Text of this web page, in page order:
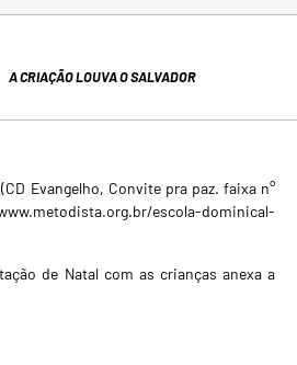
A CRIAÇÃO LOUVA O SALVADOR
Evangelho, Convite pra paz. faixa n°
escola-dominical-
de Natal com as crianças anexa a